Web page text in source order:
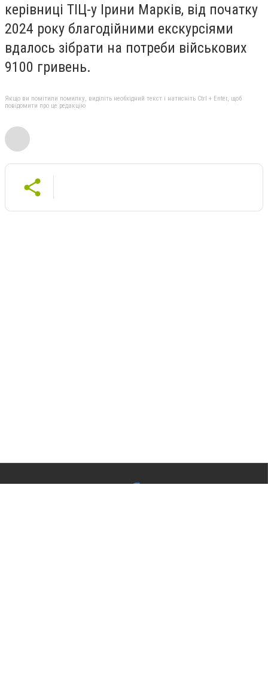
керівниці ТІЦ-у Ірини Марків, від початку
2024 року благодійними екскурсіями
вдалось зібрати на потреби військових
9100 гривень.
Якщо ви помітили помилку, виділіть необхідний текст і натисніть Ctrl + Enter, щоб
повідомити про це редакцію